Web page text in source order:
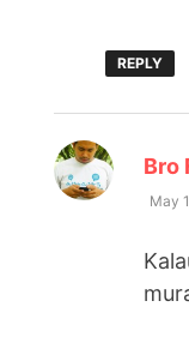
REPLY
Bro
May